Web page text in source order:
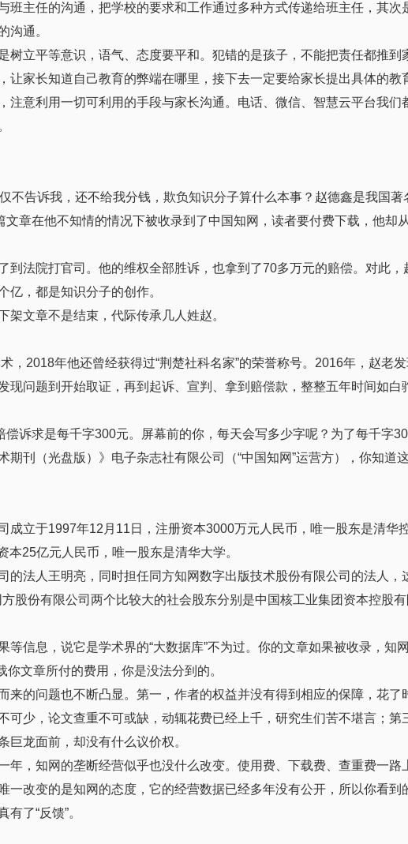
班主任的沟通，把学校的要求和工作通过多种方式传递给班主任，其次
沟通。
立平等意识，语气、态度要平和。犯错的是孩子，不能把责任都推到
让家长知道自己教育的弊端在哪里，接下去一定要给家长提出具体的教
意利用一切可利用的手段与家长沟通。电话、微信、智慧云平台我们
不告诉我，还不给我分钱，欺负知识分子算什么本事？赵德鑫是我国著
章在他不知情的情况下被收录到了中国知网，读者要付费下载，他却
到法院打官司。他的维权全部胜诉，也拿到了70多万元的赔偿。对此，
亿，都是知识分子的创作。
文章不是结束，代际传承几人姓赵。
，2018年他还曾经获得过“荆楚社科名家”的荣誉称号。2016年，赵老
现问题到开始取证，再到起诉、宣判、拿到赔偿款，整整五年时间如白
诉求是每千字300元。屏幕前的你，每天会写多少字呢？为了每千字
刊（光盘版）》电子杂志社有限公司（“中国知网”运营方），你知道
成立于1997年12月11日，注册资本3000万元人民币，唯一股东是清华
25亿元人民币，唯一股东是清华大学。
的法人王明亮，同时担任同方知网数字出版技术股份有限公司的法人，
股份有限公司两个比较大的社会股东分别是中国核工业集团资本控股有
信息，说它是学术界的“大数据库”不为过。你的文章如果被收录，知
文章所付的费用，你是没法分到的。
来的问题也不断凸显。第一，作者的权益并没有得到相应的保障，花了
可少，论文查重不可或缺，动辄花费已经上千，研究生们苦不堪言；第
龙面前，却没有什么议价权。
年，知网的垄断经营似乎也没什么改变。使用费、下载费、查重费一路
一改变的是知网的态度，它的经营数据已经多年没有公开，所以你看到
了“反馈”。